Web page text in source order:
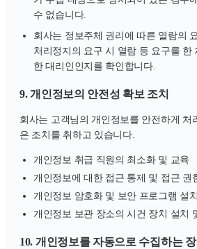
수 없습니다.
회사는 정보주체 권리에 따른 열람의
처리정지의 요구 시 열람 등 요구를 한
한 대리인인지를 확인합니다.
9. 개인정보의 안전성 확보 조치
회사는 고객님의 개인정보를 안전하게 처
은 조치를 취하고 있습니다.
개인정보 취급 직원의 최소화 및 교육
개인정보에 대한 접근 통제 및 접근 권
개인정보 암호화 및 보안 프로그램 설치
개인정보 보관 장소의 시건 장치 설치
10. 개인정보를 자동으로 수집하는